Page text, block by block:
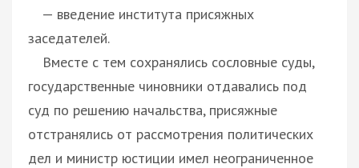
— введение института присяжных
заседателей.
Вместе с тем сохранялись сословные суды,
государственные чиновники отдавались под
суд по решению начальства, присяжные
отстранялись от рассмотрения политических
дел и министр юстиции имел неограниченное